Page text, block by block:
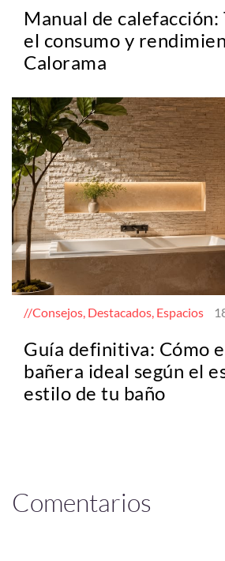
Manual de calefacción:
el consumo y
Calorama
Consejos, Destacados, Espacios
Guía definitiva: Cómo
bañera ideal según el
estilo de tu baño
Comentarios